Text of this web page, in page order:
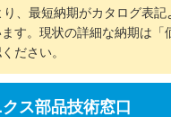
、最短納期がカタログ表
す。現状の詳細な納期は「
ださい。
ス部品技術窓口